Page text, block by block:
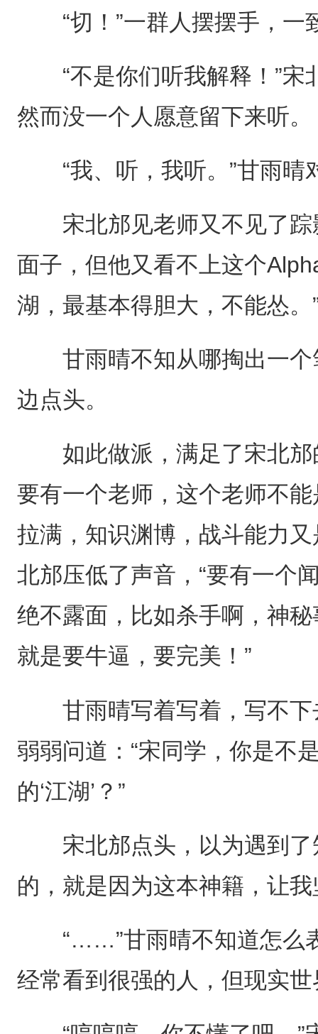
“切！”一群人摆摆手，一
“不是你们听我解释！”宋
然而没一个人愿意留下来听。
“我、听，我听。”甘雨晴
宋北邡见老师又不见了踪
面子，但他又看不上这个
湖，最基本得胆大，不能怂。
甘雨晴不知从哪掏出一个
边点头。
如此做派，满足了宋北邡
要有一个老师，这个老师不
拉满，知识渊博，战斗能力
北邡压低了声音，“要有一个
绝不露面，比如杀手啊，神
就是要牛逼，要完美！”
甘雨晴写着写着，写不下
弱弱问道：“宋同学，你是不
的‘江湖’？”
宋北邡点头，以为遇到了
的，就是因为这本神籍，让
“……”甘雨晴不知道怎么表
经常看到很强的人，但现实